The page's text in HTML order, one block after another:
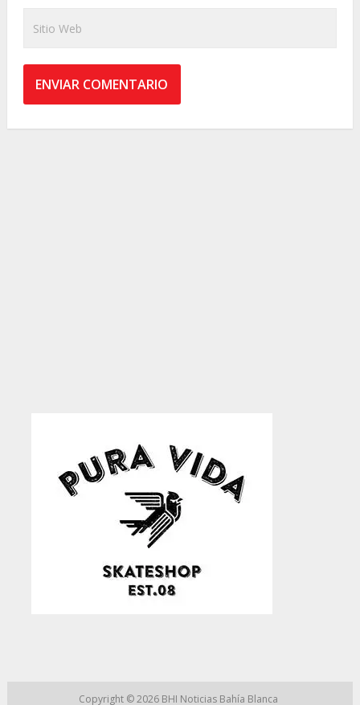
Copyright © 2026 BHI Noticias Bahía Blanca